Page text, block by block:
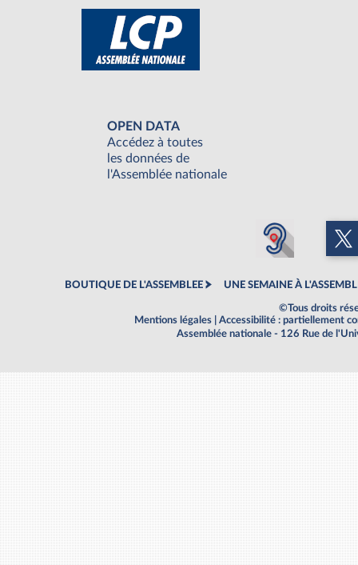
OPEN DATA
Accédez à toutes
les données de
l'Assemblée nationale
BOUTIQUE DE L'ASSEMBLEE UNE SEMAINE À
©Tous droits
Mentions légales
Accessibilité : partiellement
Assemblée nationale - 126 Rue de